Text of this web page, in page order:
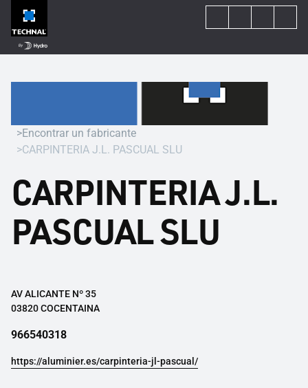
Encontrar un fabricante
CARPINTERIA J.L. PASCUAL SLU
CARPINTERIA J.L.
PASCUAL SLU
AV ALICANTE Nº 35
03820 COCENTAINA
966540318
https://aluminier.es/carpinteria-jl-pascual/